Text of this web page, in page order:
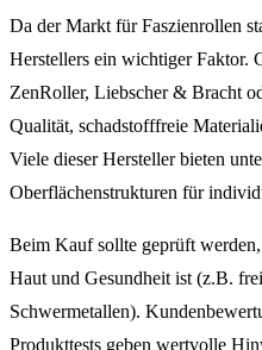
Da der Markt für Faszienrollen
Herstellers ein wichtiger Faktor.
ZenRoller, Liebscher & Bracht
Qualität, schadstofffreie
Viele dieser Hersteller bieten
Oberflächenstrukturen für
Beim Kauf sollte geprüft
Haut und Gesundheit ist (z.B.
Schwermetallen).
Produkttests geben wertvolle